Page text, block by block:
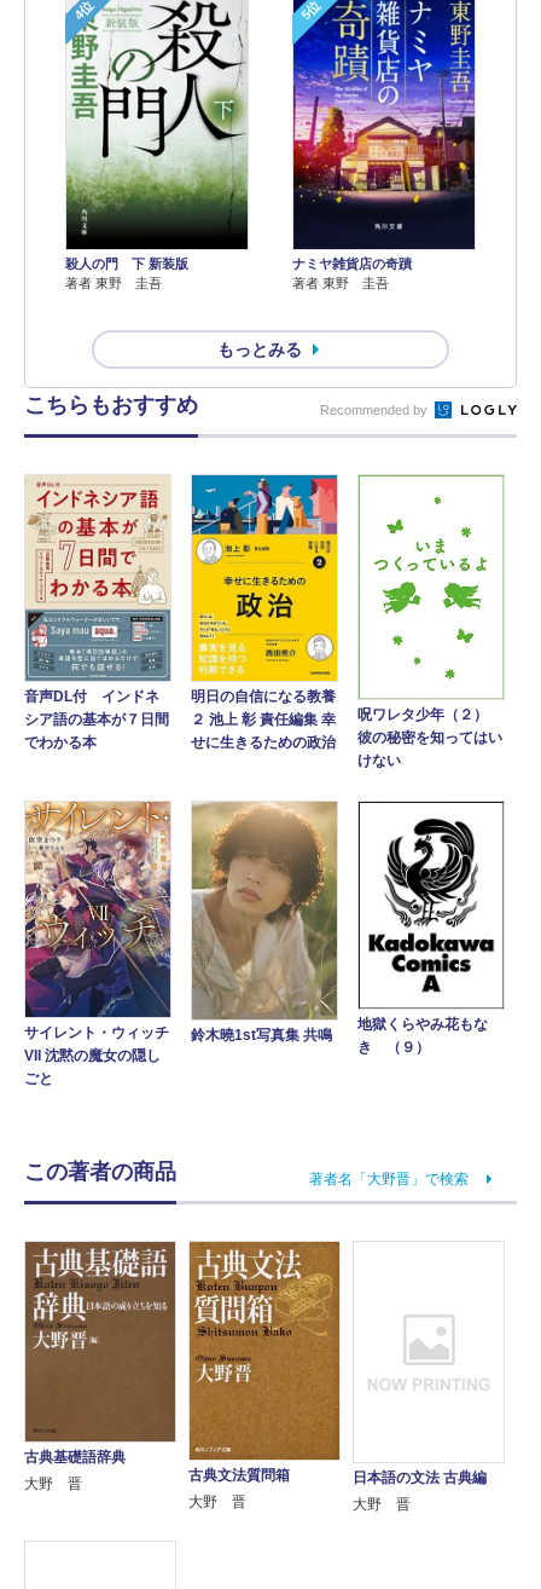
4位
殺人の門 下 新装版
著者 東野 圭吾
5位
ナミヤ雑貨店の奇蹟
著者 東野 圭吾
もっとみる
こちらもおすすめ Recommended by
音声DL付 インドネ
シア語の基本が７日間
でわかる本
明日の自信になる教養
２ 池上 彰 責任編集 幸
せに生きるための政治
呪ワレタ少年（２）
彼の秘密を知ってはい
けない
サイレント・ウィッチ
VII 沈黙の魔女の隠し
ごと
鈴木曉1st写真集 共鳴
地獄くらやみ花もな
き （９）
この著者の商品 著者名「大野晋」で検索
古典基礎語辞典
大野 晋
古典文法質問箱
大野 晋
日本語の文法 古典編
大野 晋